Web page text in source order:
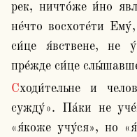
рек, ничто́же и́но
не́что восхоте́ти
си́це я́вствене, не
пре́жде си́це
Сходи́тельне и челове́чне зело́: «Я́коже слы́шу,
сужду́». Па́ки не
«я́коже учу́ся», но